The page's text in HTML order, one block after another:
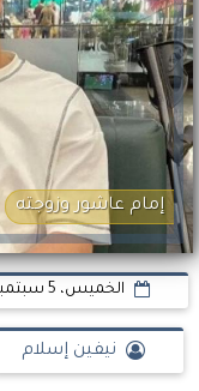
إمام عاشور وزوجته
الخميس، 5 سبتمبر 2024
نيفين إسلام